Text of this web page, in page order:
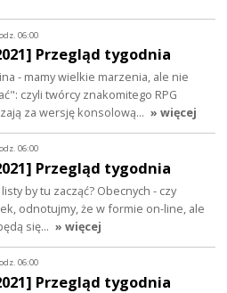
06:00
Przegląd tygodnia
- mamy wielkie marzenia, ale nie
czyli twórcy znakomitego RPG
za wersję konsolową… » więcej
06:00
Przegląd tygodnia
by tu zacząć? Obecnych - czy
odnotujmy, że w formie on-line, ale
się… » więcej
06:00
Przegląd tygodnia